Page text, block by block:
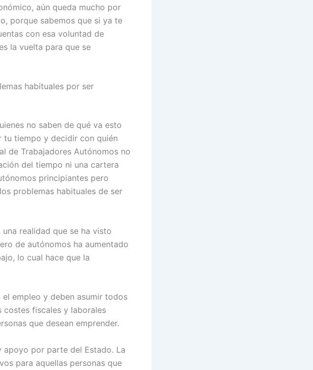
aún queda mucho por
porque sabemos que si ya te
con esa voluntad de
la vuelta para que se
habituales por ser
no saben de qué va esto
tiempo y decidir con quién
de Trabajadores Autónomos no
del tiempo ni una cartera
principiantes pero
problemas habituales de ser
una realidad que se ha visto
de autónomos ha aumentado
lo cual hace que la
empleo y deben asumir todos
costes fiscales y laborales
que desean emprender.
por parte del Estado. La
para aquellas personas que